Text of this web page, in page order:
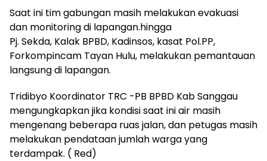
Saat ini tim gabungan masih melakukan evakuasi
dan monitoring di lapangan.hingga
Pj. Sekda, Kalak BPBD, Kadinsos, kasat Pol.PP,
Forkompincam Tayan Hulu, melakukan pemantauan
langsung di lapangan.
Tridibyo Koordinator TRC -PB BPBD Kab Sanggau
mengungkapkan jika kondisi saat ini air masih
mengenang beberapa ruas jalan, dan petugas masih
melakukan pendataan jumlah warga yang
terdampak. ( Red)